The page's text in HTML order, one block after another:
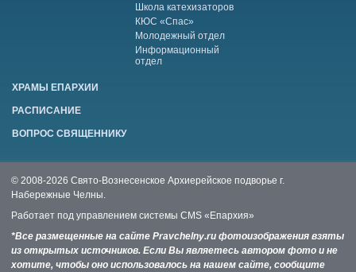
Школа катехизаторов
КЮС «Спас»
Молодежный отдел
Информационный
отдел
ХРАМЫ ЕПАРХИИ
РАСПИСАНИЕ
ВОПРОС СВЯЩЕННИКУ
© 2008-2026 Свято-Вознесенское Архиерейское подворье г.
Набережные Челны.
Работает под управлением системы CMS «Епархия»
*Все размещенные на сайте Pravchelny.ru фотоизображения взяты
из открытых источников. Если Вы являетесь автором фото и не
хотите, чтобы оно использовалось на нашем сайте, сообщите